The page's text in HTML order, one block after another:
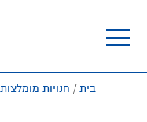
main
footer
בית / חנויות מומלצות